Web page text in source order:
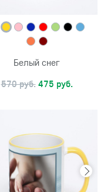
Белый снег
570 руб. 475 руб.